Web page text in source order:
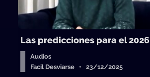
Las predicciones para el 2026
Audios
Facil Desviarse • 23/12/2025